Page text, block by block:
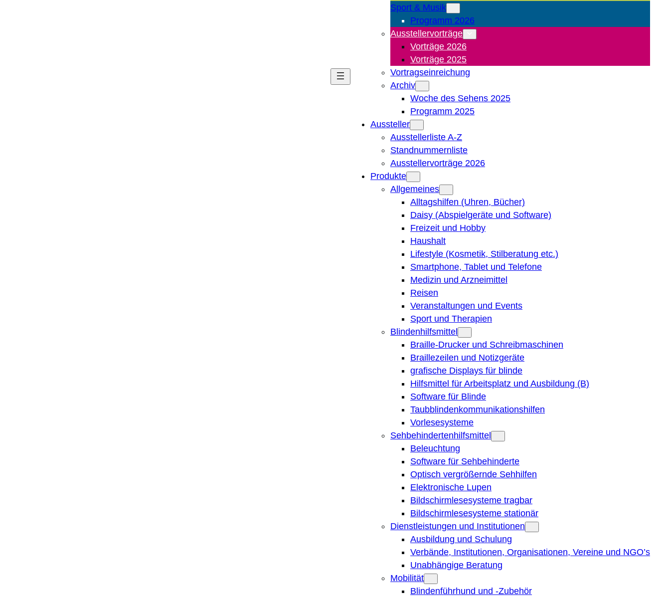
Sport & Musik
Programm 2026
Ausstellervorträge
Vorträge 2026
Vorträge 2025
Vortragseinreichung
Archiv
Woche des Sehens 2025
Programm 2025
Aussteller
Ausstellerliste A-Z
Standnummernliste
Ausstellervorträge 2026
Produkte
Allgemeines
Alltagshilfen (Uhren, Bücher)
Daisy (Abspielgeräte und Software)
Freizeit und Hobby
Haushalt
Lifestyle (Kosmetik, Stilberatung etc.)
Smartphone, Tablet und Telefone
Medizin und Arzneimittel
Reisen
Veranstaltungen und Events
Sport und Therapien
Blindenhilfsmittel
Braille-Drucker und Schreibmaschinen
Braillezeilen und Notizgeräte
grafische Displays für blinde
Hilfsmittel für Arbeitsplatz und Ausbildung (B)
Software für Blinde
Taubblindenkommunikationshilfen
Vorlesesysteme
Sehbehindertenhilfsmittel
Beleuchtung
Software für Sehbehinderte
Optisch vergrößernde Sehhilfen
Elektronische Lupen
Bildschirmlesesysteme tragbar
Bildschirmlesesysteme stationär
Dienstleistungen und Institutionen
Ausbildung und Schulung
Verbände, Institutionen, Organisationen, Vereine und NGO’s
Unabhängige Beratung
Mobilität
Blindenführhund und -Zubehör